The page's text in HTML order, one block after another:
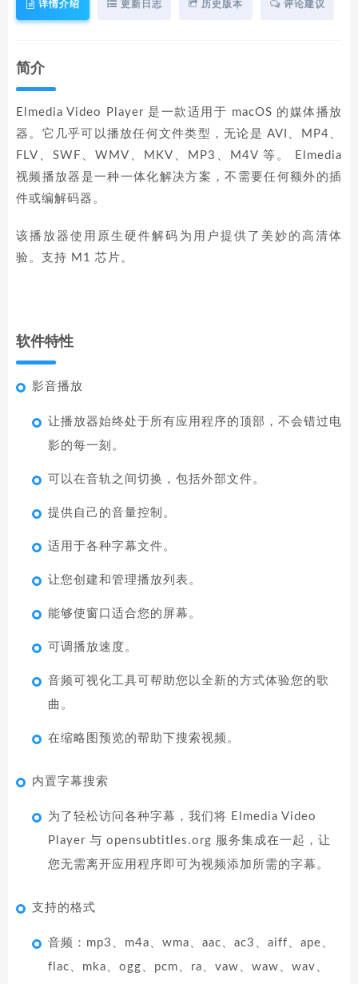
详情介绍 更新日志 历史版本 评论建议
简介
Elmedia Video Player 是一款适用于 macOS 的媒体播放
器。它几乎可以播放任何文件类型，无论是 AVI、MP4、
FLV、SWF、WMV、MKV、MP3、M4V 等。 Elmedia
视频播放器是一种一体化解决方案，不需要任何额外的插
件或编解码器。
该播放器使用原生硬件解码为用户提供了美妙的高清体
验。支持 M1 芯片。
软件特性
影音播放
让播放器始终处于所有应用程序的顶部，不会错过电
影的每一刻。
可以在音轨之间切换，包括外部文件。
提供自己的音量控制。
适用于各种字幕文件。
让您创建和管理播放列表。
能够使窗口适合您的屏幕。
可调播放速度。
音频可视化工具可帮助您以全新的方式体验您的歌
曲。
在缩略图预览的帮助下搜索视频。
内置字幕搜索
为了轻松访问各种字幕，我们将 Elmedia Video
Player 与 opensubtitles.org 服务集成在一起，让
您无需离开应用程序即可为视频添加所需的字幕。
支持的格式
音频：mp3、m4a、wma、aac、ac3、aiff、ape、
flac、mka、ogg、pcm、ra、vaw、waw、wav、